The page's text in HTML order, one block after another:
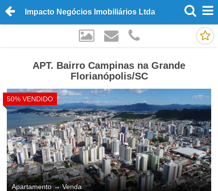
Impacto Negócios Imobiliários Ltda
APT. Bairro Campinas na Grande
Florianópolis/SC
50% VENDIDO
Apartamento→Venda